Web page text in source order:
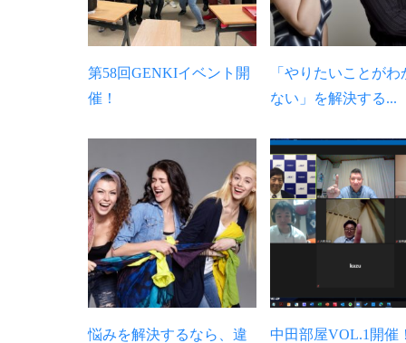
第58回GENKIイベント開
催！
「やりたいことがわ
ない」を解決する...
悩みを解決するなら、違
中田部屋VOL.1開催